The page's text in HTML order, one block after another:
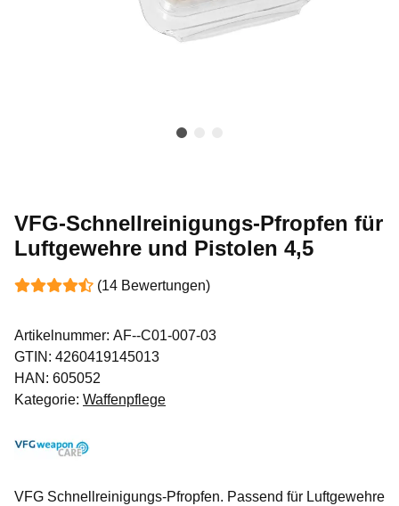
VFG-Schnellreinigungs-Pfropfen für
Luftgewehre und Pistolen 4,5
(14 Bewertungen)
Artikelnummer: AF--C01-007-03
GTIN: 4260419145013
HAN: 605052
Kategorie: Waffenpflege
VFG Schnellreinigungs-Pfropfen. Passend für Luftgewehre